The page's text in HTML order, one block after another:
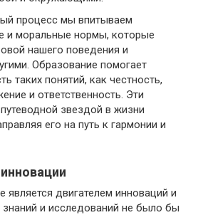
процесс мы впитываем
и моральные нормы, которые
нашего поведения и
Образование помогает
таких понятий, как честность,
и ответственность. Эти
звездой в жизни
его на путь к гармонии и
является двигателем инноваций и
знаний и исследований не было бы